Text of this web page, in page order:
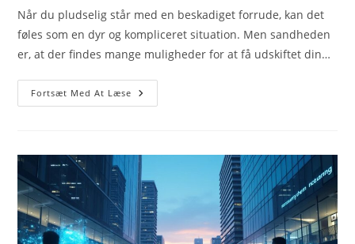
Når du pludselig står med en beskadiget forrude, kan det
føles som en dyr og kompliceret situation. Men sandheden
er, at der findes mange muligheder for at få udskiftet din…
Fortsæt Med At Læse En
Ny
En
Formue
Sådan
Finder
Du
Prisen